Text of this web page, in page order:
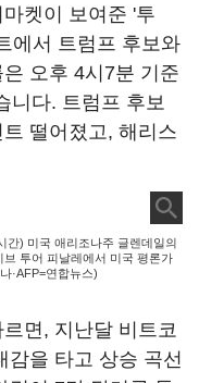
켓이 보여준 '투
에서 트럼프 후보와
오후 4시7분 기준
니다. 트럼프 후보
떨어졌고, 해리스
간) 미국 애리조나주 글렌데일의
투어 피날레에서 미국 평론가
·AFP=연합뉴스)
면, 지난달 비트코
감을 타고 상승 곡선